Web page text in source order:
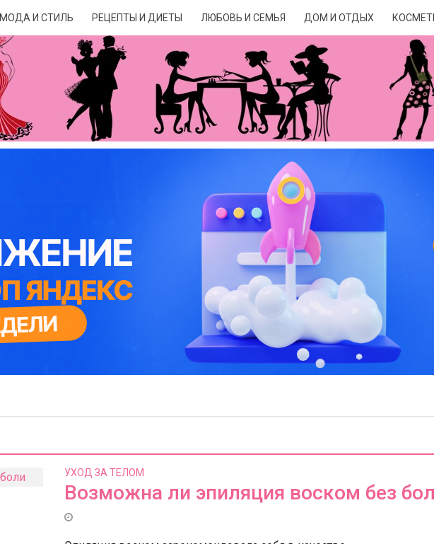
МОДА И СТИЛЬ РЕЦЕПТЫ И ДИЕТЫ ЛЮБОВЬ И СЕМЬЯ ДОМ И ОТДЫХ
УХОД ЗА ТЕЛОМ
Возможна ли эпиляция воском без
Покрывала из гобелена на